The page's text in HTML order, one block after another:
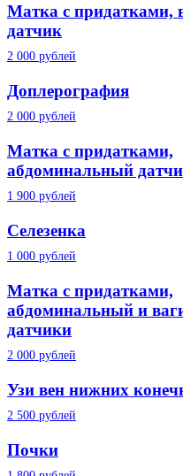
Матка с придатками,
датчик
2 000 рублей
Доплерография
2 000 рублей
Матка с придатками,
абдоминальный
1 900 рублей
Селезенка
1 000 рублей
Матка с придатками,
абдоминальный и
датчики
2 000 рублей
Узи вен нижних
2 500 рублей
Почки